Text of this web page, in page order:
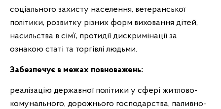
соціального захисту населення, ветеранської
політики, розвитку різних форм виховання дітей,
насильства в сім’ї, протидії дискримінації за
ознакою статі та торгівлі людьми.
Забезпечує в межах повноважень:
реалізацію державної політики у сфері житлово-
комунального, дорожнього господарства, паливно-